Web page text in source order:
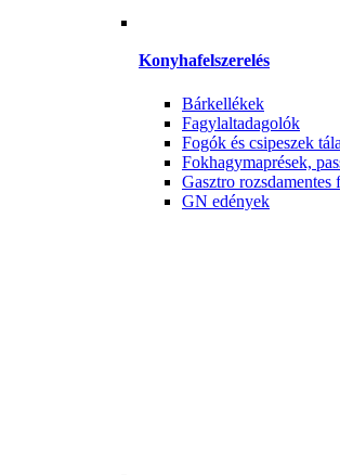
Konyhafelszerelés
Bárkellékek
Fagylaltadagolók
Fogók és csipeszek
Fokhagymaprések,
Gasztro rozsdamentes
GN edények